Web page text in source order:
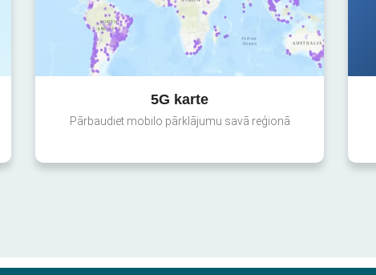
5G karte
Pārbaudiet mobilo pārklājumu savā reģionā